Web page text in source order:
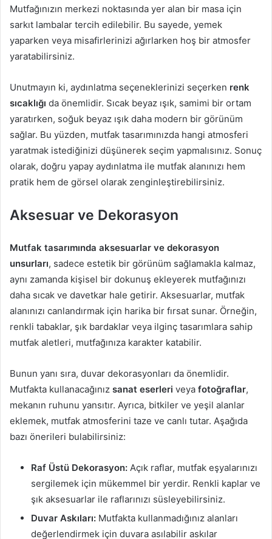
Mutfağınızın merkezi noktasında yer alan bir masa için
sarkıt lambalar tercih edilebilir. Bu sayede, yemek
yaparken veya misafirlerinizi ağırlarken hoş bir atmosfer
yaratabilirsiniz.
Unutmayın ki, aydınlatma seçeneklerinizi seçerken renk
sıcaklığı da önemlidir. Sıcak beyaz ışık, samimi bir ortam
yaratırken, soğuk beyaz ışık daha modern bir görünüm
sağlar. Bu yüzden, mutfak tasarımınızda hangi atmosferi
yaratmak istediğinizi düşünerek seçim yapmalısınız. Sonuç
olarak, doğru yapay aydınlatma ile mutfak alanınızı hem
pratik hem de görsel olarak zenginleştirebilirsiniz.
Aksesuar ve Dekorasyon
Mutfak tasarımında aksesuarlar ve dekorasyon
unsurları, sadece estetik bir görünüm sağlamakla kalmaz,
aynı zamanda kişisel bir dokunuş ekleyerek mutfağınızı
daha sıcak ve davetkar hale getirir. Aksesuarlar, mutfak
alanınızı canlandırmak için harika bir fırsat sunar. Örneğin,
renkli tabaklar, şık bardaklar veya ilginç tasarımlara sahip
mutfak aletleri, mutfağınıza karakter katabilir.
Bunun yanı sıra, duvar dekorasyonları da önemlidir.
Mutfakta kullanacağınız sanat eserleri veya fotoğraflar,
mekanın ruhunu yansıtır. Ayrıca, bitkiler ve yeşil alanlar
eklemek, mutfak atmosferini taze ve canlı tutar. Aşağıda
bazı önerileri bulabilirsiniz:
Raf Üstü Dekorasyon: Açık raflar, mutfak eşyalarınızı
sergilemek için mükemmel bir yerdir. Renkli kaplar ve
şık aksesuarlar ile raflarınızı süsleyebilirsiniz.
Duvar Askıları: Mutfakta kullanmadığınız alanları
değerlendirmek için duvara asılabilir askılar